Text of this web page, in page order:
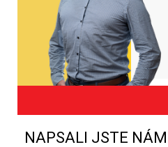
NAPSALI JSTE